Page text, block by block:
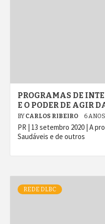
PROGRAMAS DE
E O PODER DE AGIR
BY CARLOS RIBEIRO 6
PR | 13 setembro 2020 | A
Saudáveis e de outros
REDE DLBC